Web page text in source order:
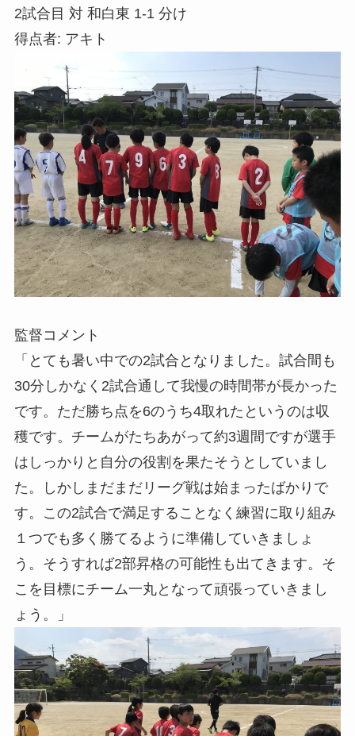
2試合目 対 和白東 1-1 分け
得点者: アキト
監督コメント
「とても暑い中での2試合となりました。試合間も
30分しかなく2試合通して我慢の時間帯が長かった
です。ただ勝ち点を6のうち4取れたというのは収
穫です。チームがたちあがって約3週間ですが選手
はしっかりと自分の役割を果たそうとしていまし
た。しかしまだまだリーグ戦は始まったばかりで
す。この2試合で満足することなく練習に取り組み
１つでも多く勝てるように準備していきましょ
う。そうすれば2部昇格の可能性も出てきます。そ
こを目標にチーム一丸となって頑張っていきまし
ょう。」